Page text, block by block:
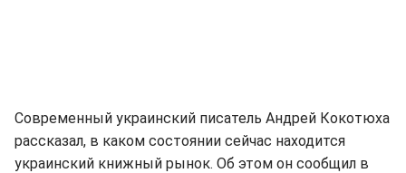
Современный украинский писатель Андрей Кокотюха
рассказал, в каком состоянии сейчас находится
украинский книжный рынок. Об этом он сообщил в